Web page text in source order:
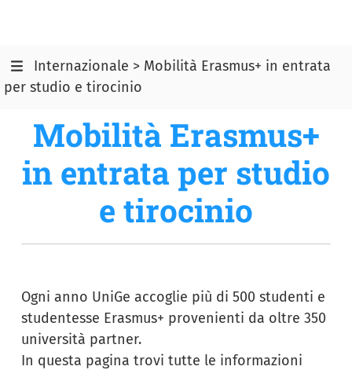
Internazionale > Mobilità Erasmus+ in entrata
per studio e tirocinio
Mobilità Erasmus+
in entrata per studio
e tirocinio
Ogni anno UniGe accoglie più di 500 studenti e
studentesse Erasmus+ provenienti da oltre 350
università partner.
In questa pagina trovi tutte le informazioni